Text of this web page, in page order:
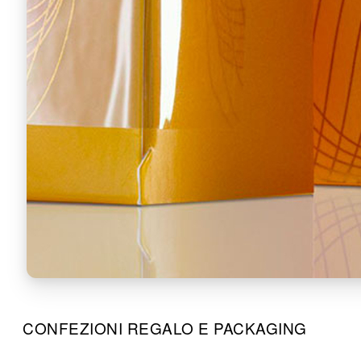
CONFEZIONI REGALO E PACKAGING